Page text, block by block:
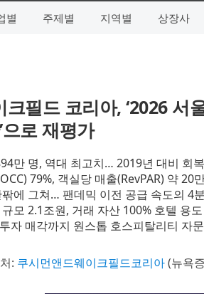
별 주제별 지역별 상장사
필드 코리아, ‘2026 서
로 재평가
만 명, 역대 최고치… 2019년 대비 회
79%, 객실당 매출(RevPAR) 약
에 그쳐… 팬데믹 이전 공급 속도의 4
모 2.1조원, 거래 자산 100% 호텔 용
자 매각까지 원스톱 호스피탈리티 자
: 쿠시먼앤드웨이크필드코리아(뉴욕